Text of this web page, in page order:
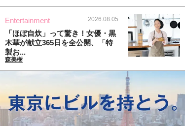
Entertainment 2026.08.05
「ほぼ自炊」って驚き！女優・黒
木華が献立365日を全公開、「特
製お...
森美樹